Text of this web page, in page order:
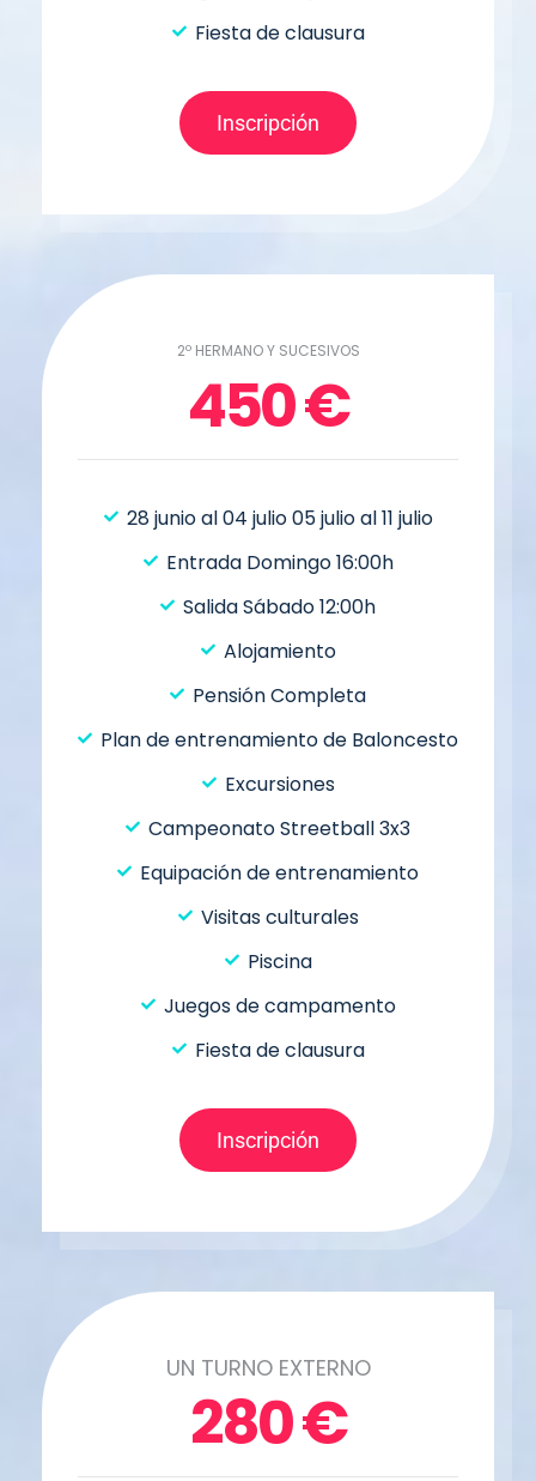
Fiesta de clausura
Inscripción
2º HERMANO Y SUCESIVOS
450€
28 junio al 04 julio 05 julio al 11 julio
Entrada Domingo 16:00h
Salida Sábado 12:00h
Alojamiento
Pensión Completa
Plan de entrenamiento de Baloncesto
Excursiones
Campeonato Streetball 3x3
Equipación de entrenamiento
Visitas culturales
Piscina
Juegos de campamento
Fiesta de clausura
Inscripción
UN TURNO EXTERNO
280€